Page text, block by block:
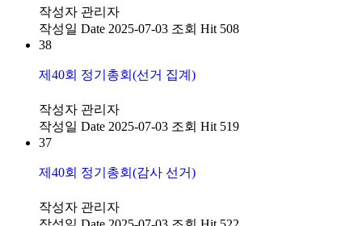
작성자 관리자
작성일 Date 2025-07-03 조회 Hit 508
38
제40회 정기총회(선거 집계)
작성자 관리자
작성일 Date 2025-07-03 조회 Hit 519
37
제40회 정기총회(감사 선거)
작성자 관리자